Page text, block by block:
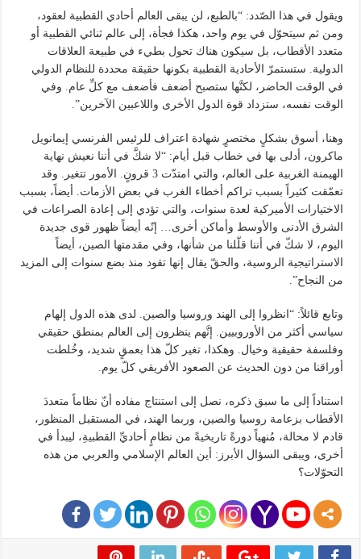
ويقول في هذا الصّدد: “بالطبع، لن يبقى العالم أحادي القطبية لعقود،
ومن ثم سيتحوّل في يوم واحد، هكذا فجأة، إلى عالم ثنائي القطبية أو
متعدد الأقطاب، بل سيكون هناك تحول بطيء في طبيعة العلاقات
الدولية. ستستمرّ الأحادية القطبية بكونها حقيقة محددة للنظام الدولي
في الوقت الحاضر، لكنَّها ستصبح أضعف فأضعف مع كلِّ عام. وفي
الوقت نفسه، ستزداد قوة الدول الأخرى واللاعبين الآخرين”.
وهنا، أسوق بشكلٍ مختصرٍ شهادة اعتراف للرئيس الفرنسي إيمانويل
ماكرون، أدلى بها في خطاب قبل أيام: “لا شكَّ في أننا نعيش نهاية
الهيمنة الغربية على العالم، والتي امتدّت 3 قرونٍ. الأمور تتغير. وقد
تعمّقت كثيراً بسبب تراكم أخطاء الغرب في بعض الأزمات. أيضاً، بسبب
الاختيارات الأميركية لعدة سنوات، والتي تؤدي إلى إعادة الصراعات في
الشرق الأدنى والأوسط وأماكن أخرى… إنّه أيضاً ظهور قوى جديدة
اليوم، لا شكّ في أننا قلّلنا من شأنها، وفي مقدمتها الصين، أيضاً
الاستراتيجية الروسية، والحقّ يقال إنها تقود منذ بضع سنوات إلى المزيد
من النجاح”.
وتابع قائلاً: “انظروا إلى الهند وروسيا والصين. لدى هذه الدول إلهام
سياسي أكثر من الأوروبيين. إنَّهم ينظرون إلى العالم بمنطق حقيقي
وفلسفة حقيقية وخيال. وهكذا، تغير كلّ هذا بعمقٍ شديد، وخُلطت
أوراقنا من دون الحديث عن الصعود الأفريقي كلّ يوم.
استناداً إلى ما سبق ذكره، نصل إلى استنتاج مفاده أنّ نظاماً متعددَ
الأقطاب بزعامة روسيا والصين، وربما الهند، في المستقبل المنظور،
قادم لا محالة، مُنهياً دورةً تاريخيةً من نظامٍ أحاديِّ القطبيةِ، ليبدأ في
أخرى، ويبقى السؤال الأبرز: أين العالم الإسلامي والعربي من هذه
التحوّلات؟